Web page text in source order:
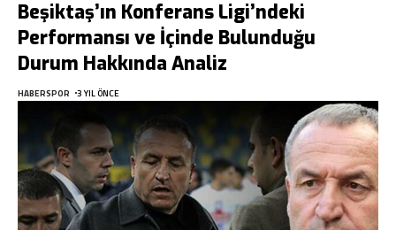
Beşiktaş’ın Konferans Ligi’ndeki
Performansı ve İçinde Bulunduğu
Durum Hakkında Analiz
HABERSPOR 3 YIL ÖNCE